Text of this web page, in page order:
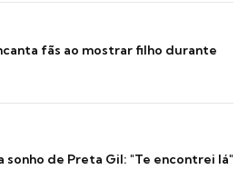
fãs ao mostrar filho durante
sonho de Preta Gil: "Te encontrei lá"